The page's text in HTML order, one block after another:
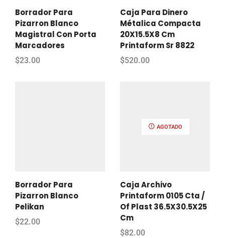
Borrador Para
Pizarron Blanco
Magistral Con Porta
Marcadores
$23.00
Caja Para Dinero
Métalica Compacta
20X15.5X8 Cm
Printaform Sr 8822
$520.00
Borrador Para
Pizarron Blanco
Pelikan
$22.00
AGOTADO
Caja Archivo
Printaform 0105 Cta /
Of Plast 36.5X30.5X25
Cm
$82.00